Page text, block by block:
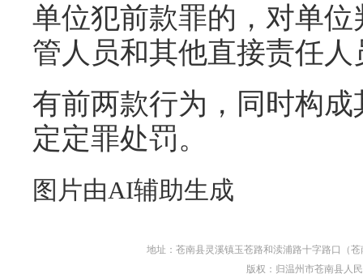
单位犯前款罪的，对单
管人员和其他直接责任
有前两款行为，同时构
定定罪处罚。
图片由AI辅助生成
地址：苍南县灵溪镇玉苍路和渎浦路十字路口（
版权：归温州市苍南县人